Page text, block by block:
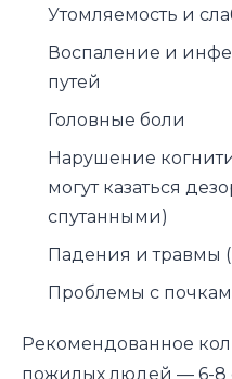
Утомляемость и
Воспаление и
путей
Головные боли
Нарушение
могут казаться
спутанными)
Падения и травмы
Проблемы с
Рекомендованное
пожилых людей — 6-8